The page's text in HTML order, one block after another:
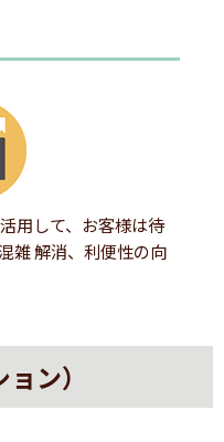
用して、お客様は待
雑 解消、利便性の向
ン）